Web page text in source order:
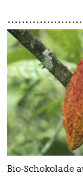
Bio-Schokolade